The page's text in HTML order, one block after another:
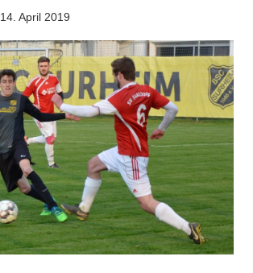
14. April 2019